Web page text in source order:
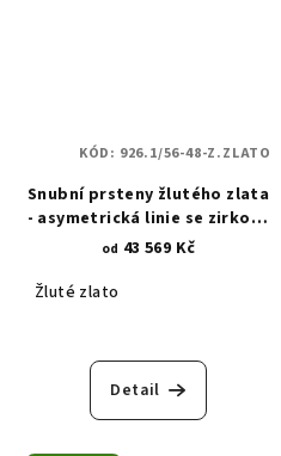
Snubní prsteny žlutého zlata
- asymetrická linie se zirkony
926.1
od 43 569 Kč
Žluté zlato
Detail
KÓD: 926.1/56-48-Z.ZLATO